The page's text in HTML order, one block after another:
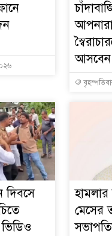
আসবেন
দিবসে
হামলার
মেসের